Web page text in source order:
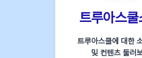
트루아스쿨
트루아스쿨에 대한
및 컨텐츠 둘러